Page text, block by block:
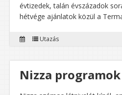
évtizedek, talán évszázadok
hétvége ajánlatok közül a
Utazás
Nizza